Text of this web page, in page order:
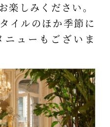
楽しみください。
イルのほか季節に
ューもございま